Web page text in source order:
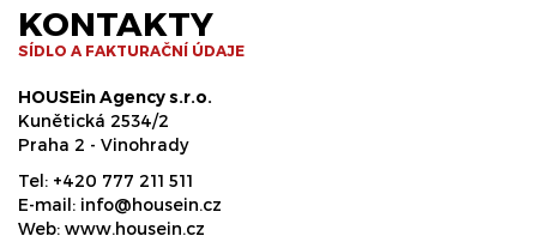
KONTAKTY
SÍDLO A FAKTURAČNÍ ÚDAJE
HOUSEin Agency s.r.o.
Kunětická 2534/2
Praha 2 - Vinohrady
Tel: +420 777 211 511
E-mail: info@housein.cz
Web: www.housein.cz